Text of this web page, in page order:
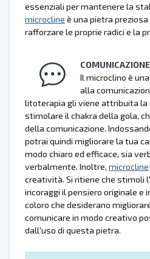
essenziali per mantenere la
microcline è una pietra
rafforzare le proprie radici e la
Il microclino è
alla
litoterapia gli viene attribuita la
stimolare il chakra della gola,
della comunicazione.
potrai quindi migliorare la tua
modo chiaro ed efficace, sia
verbalmente. Inoltre, microcline
creatività. Si ritiene che stimoli
incoraggi il pensiero originale e
coloro che desiderano
comunicare in modo creativo
dall'uso di questa pietra.